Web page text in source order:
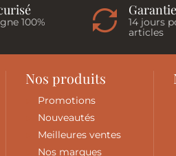
100%
14 jours
articles
Nos produits
Promotions
Nouveautés
Meilleures ventes
Nos marques